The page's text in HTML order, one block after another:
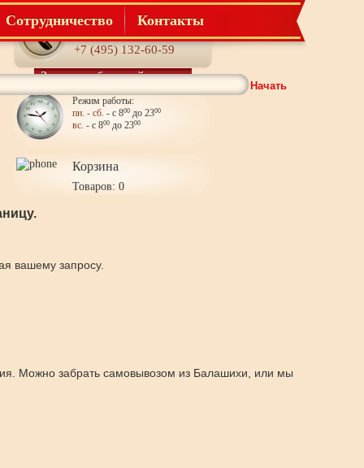
Телефон:
+7 (495) 132-60-59
Заказать обратный звонок
Режим работы:
пн. - сб. - с 800до 2300
вс. - с 800до 2300
Корзина
Товаров: 0
Сотрудничество Контакты
Начать
вашему запросу.
Можно забрать самовывозом из Балашихи, или мы